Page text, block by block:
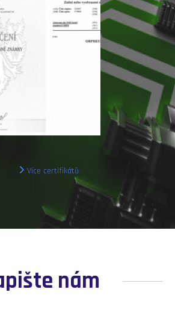
Více certifikátů
nám